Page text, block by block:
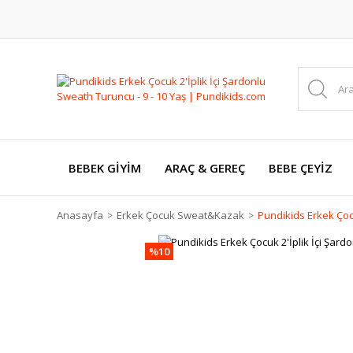
BEBEK GİYİM ARAÇ & GEREÇ BEBE ÇEYİZ
Anasayfa Erkek Çocuk Sweat&Kazak Pundikids Erkek
%10